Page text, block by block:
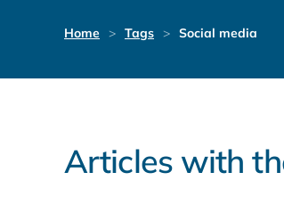
Home Tags Social media
Articles with